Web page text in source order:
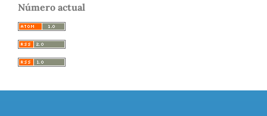
Número actual